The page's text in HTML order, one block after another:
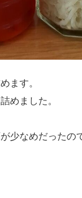
ます。
めました。
少なめだったの